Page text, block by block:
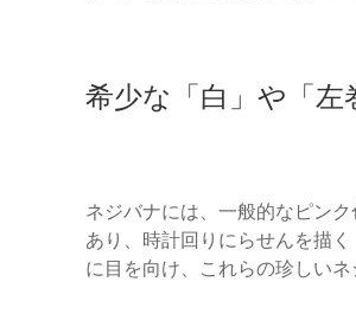
希少な「白」や「左
ネジバナには、一般的なピン
あり、時計回りにらせんを描
に目を向け、これらの珍しい